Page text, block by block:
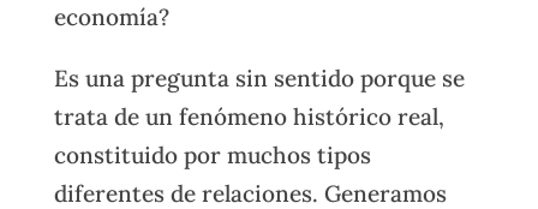
economía?
Es una pregunta sin sentido porque se
trata de un fenómeno histórico real,
constituido por muchos tipos
diferentes de relaciones. Generamos